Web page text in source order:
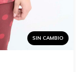
SIN CAMBIO